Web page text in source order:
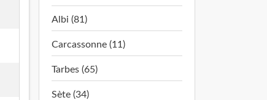
Albi (81)
Carcassonne (11)
Tarbes (65)
Sète (34)